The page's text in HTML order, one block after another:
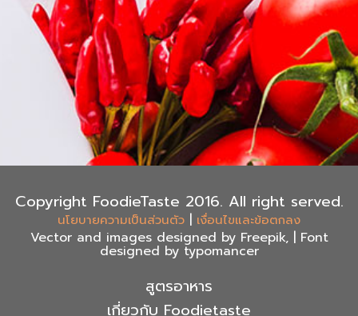
Copyright FoodieTaste 2016. All right served.
นโยบายความเป็นส่วนตัว | เงื่อนไขและข้อตกลง
Vector and images designed by Freepik, | Font
designed by typomancer
สูตรอาหาร
เกี่ยวกับ Foodietaste